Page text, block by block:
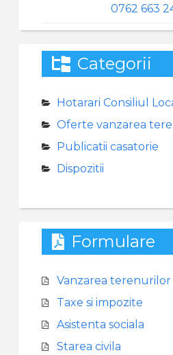
0762 663
Categorii
Hotarari Consiliul
Oferte vanzarea
Publicatii casatorie
Dispozitii
Formulare
Vanzarea terenurilor
Taxe si impozite
Asistenta sociala
Starea civila